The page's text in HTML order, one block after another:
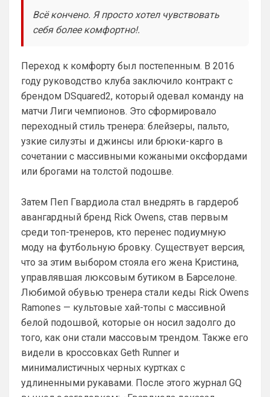
Всё кончено. Я просто хотел чувствовать
себя более комфортно!.
Переход к комфорту был постепенным. В 2016
году руководство клуба заключило контракт с
брендом DSquared2, который одевал команду на
матчи Лиги чемпионов. Это сформировало
переходный стиль тренера: блейзеры, пальто,
узкие силуэты и джинсы или брюки-карго в
сочетании с массивными кожаными оксфордами
или брогами на толстой подошве.
Затем Пеп Гвардиола стал внедрять в гардероб
авангардный бренд Rick Owens, став первым
среди топ-тренеров, кто перенес подиумную
моду на футбольную бровку. Существует версия,
что за этим выбором стояла его жена Кристина,
управлявшая люксовым бутиком в Барселоне.
Любимой обувью тренера стали кеды Rick Owens
Ramones — культовые хай-топы с массивной
белой подошвой, которые он носил задолго до
того, как они стали массовым трендом. Также его
видели в кроссовках Geth Runner и
минималистичных черных куртках с
удлиненными рукавами. После этого журнал GQ